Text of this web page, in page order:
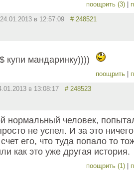
поощрить (3)
24.01.2013 в 12:57:09 # 248521
купи мандаринку))))
поощрить
в 13:08:17 # 248523
нормальный человек,
не успел. И за это
его, что туда попало то
как это уже другая история.
поощрить (1)